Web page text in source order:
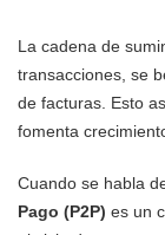
La cadena de
transacciones, se
de facturas. Esto
fomenta
Cuando se habla
Pago (P2P) es un